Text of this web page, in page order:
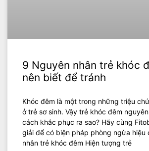
9 Nguyên nhân trẻ khóc
nên biết để tránh
Khóc đêm là một trong những triệu
ở trẻ sơ sinh. Vậy trẻ khóc đêm
cách khắc phục ra sao? Hãy cùng
giải để có biện pháp phòng ngừa hiệu
nhân trẻ khóc đêm Hiện tượng trẻ